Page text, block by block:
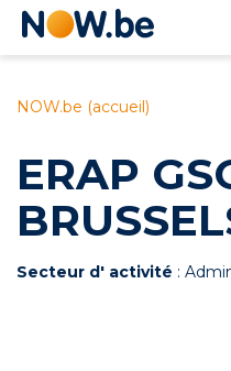
Lien
NOW.be (accueil)
ERAP
Secteur d' activité :